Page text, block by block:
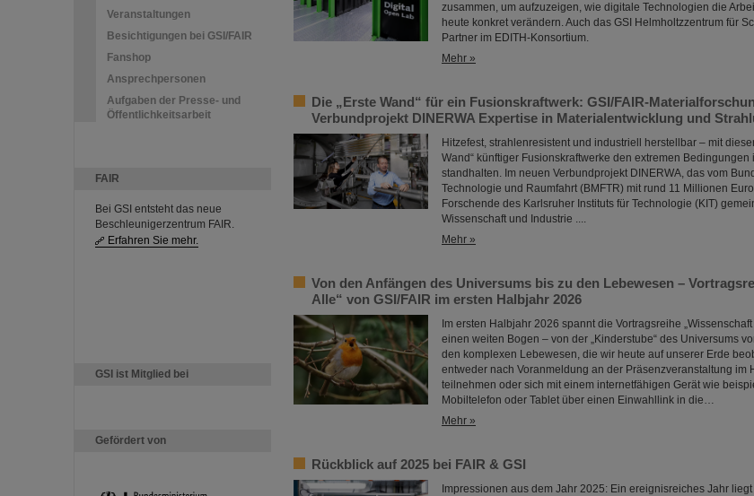
Veranstaltungen
Besichtigungen bei GSI/FAIR
Fanshop
Ansprechpersonen
Aufgaben der Presse- und
Öffentlichkeitsarbeit
FAIR
Bei GSI entsteht das neue
Beschleunigerzentrum FAIR.
Erfahren Sie mehr.
GSI ist Mitglied bei
Gefördert von
zusammen, um aufzuzeigen, wie digitale Technologien die
heute konkret verändern. Auch das GSI Helmholtzzentrum für
Partner im EDITH-Konsortium.
Mehr »
Die „Erste Wand“ für ein Fusionskraftwerk: GSI/FAIR-
Verbundprojekt DINERWA Expertise in Materialentwicklung und
Hitzefest, strahlenresistent und industriell herstellbar – mit
Wand“ künftiger Fusionskraftwerke den extremen Bedingungen
standhalten. Im neuen Verbundprojekt DINERWA, das vom
Technologie und Raumfahrt (BMFTR) mit rund 11 Millionen
Forschende des Karlsruher Instituts für Technologie (KIT)
Wissenschaft und Industrie ....
Mehr »
Von den Anfängen des Universums bis zu den Lebewesen –
Alle“ von GSI/FAIR im ersten Halbjahr 2026
Im ersten Halbjahr 2026 spannt die Vortragsreihe „Wissenschaft
einen weiten Bogen – von der „Kinderstube“ des Universums
den komplexen Lebewesen, die wir heute auf unserer Erde
entweder nach Voranmeldung an der Präsenzveranstaltung im
teilnehmen oder sich mit einem internetfähigen Gerät wie
Mobiltelefon oder Tablet über einen Einwahllink in die…
Mehr »
Rückblick auf 2025 bei FAIR & GSI
Impressionen aus dem Jahr 2025: Ein ereignisreiches Jahr